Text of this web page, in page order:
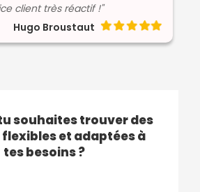
client très réactif !"
Hugo Broustaut
souhaites trouver des
et adaptées à
tes besoins ?